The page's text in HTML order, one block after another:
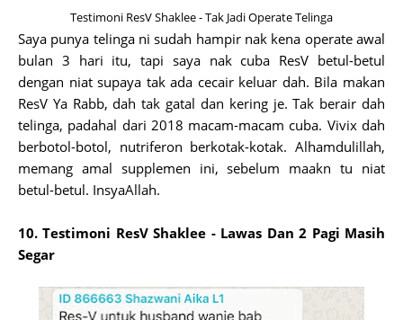
Testimoni ResV Shaklee - Tak Jadi Operate Telinga
Saya punya telinga ni sudah hampir nak kena operate awal
bulan 3 hari itu, tapi saya nak cuba ResV betul-betul
dengan niat supaya tak ada cecair keluar dah. Bila makan
ResV Ya Rabb, dah tak gatal dan kering je. Tak berair dah
telinga, padahal dari 2018 macam-macam cuba. Vivix dah
berbotol-botol, nutriferon berkotak-kotak. Alhamdulillah,
memang amal supplemen ini, sebelum maakn tu niat
betul-betul. InsyaAllah.
10. Testimoni ResV Shaklee - Lawas Dan 2 Pagi Masih
Segar